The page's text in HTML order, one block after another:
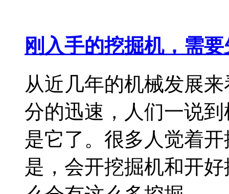
刚入手的挖掘机，需
从近几年的机械发展
分的迅速，人们一说
是它了。很多人觉着
是，会开挖掘机和开